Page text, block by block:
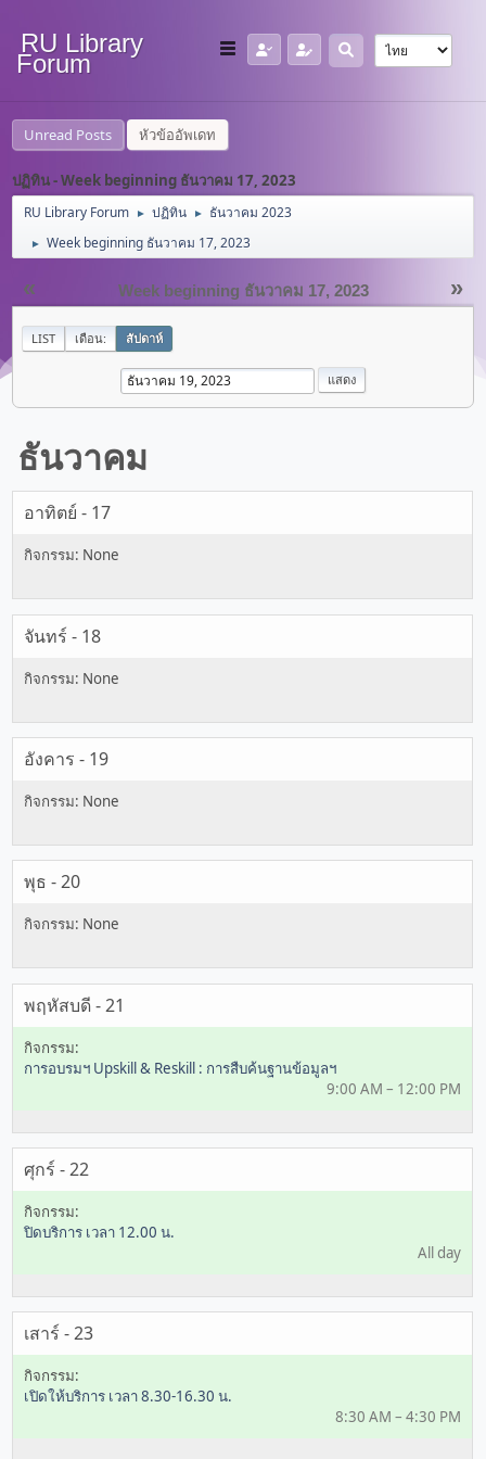
RU Library
Forum
Unread Posts หัวข้ออัพเดท
ปฏิทิน - Week beginning ธันวาคม 17, 2023
RU Library Forum ► ปฏิทิน ► ธันวาคม 2023
► Week beginning ธันวาคม 17, 2023
« »
Week beginning ธันวาคม 17, 2023
LIST เดือน: สัปดาห์
ธันวาคม
อาทิตย์ - 17
จันทร์ - 18
อังคาร - 19
พุธ - 20
พฤหัสบดี - 21
การอบรมฯ Upskill & Reskill : การสืบค้นฐานข้อมูลฯ
9:00 AM – 12:00 PM
ศุกร์ - 22
ปิดบริการ เวลา 12.00 น.
All day
เสาร์ - 23
เปิดให้บริการ เวลา 8.30-16.30 น.
8:30 AM – 4:30 PM